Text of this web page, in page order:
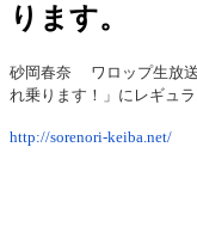
ります。
砂岡春奈
ワロップ生放
れ乗ります！」にレギュ
http://sorenori-keiba.net/